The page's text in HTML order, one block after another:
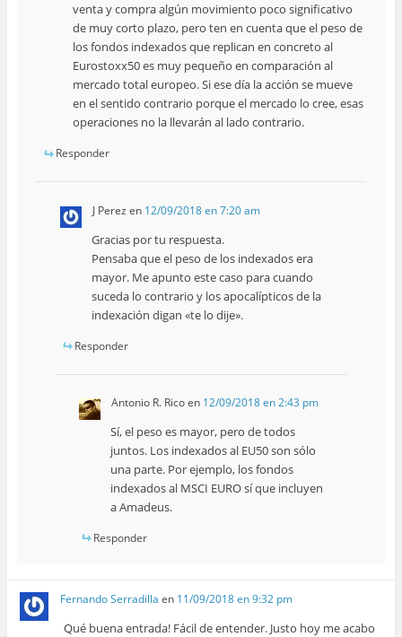
venta y compra algún movimiento poco significativo
de muy corto plazo, pero ten en cuenta que el peso de
los fondos indexados que replican en concreto al
Eurostoxx50 es muy pequeño en comparación al
mercado total europeo. Si ese día la acción se mueve
en el sentido contrario porque el mercado lo cree, esas
operaciones no la llevarán al lado contrario.
Responder
J Perez en 12/09/2018 en 7:20 am
Gracias por tu respuesta.
Pensaba que el peso de los indexados era
mayor. Me apunto este caso para cuando
suceda lo contrario y los apocalípticos de la
indexación digan «te lo dije».
Responder
Antonio R. Ricoen 12/09/2018 en 2:43 pm
Sí, el peso es mayor, pero de todos
juntos. Los indexados al EU50 son sólo
una parte. Por ejemplo, los fondos
indexados al MSCI EURO sí que incluyen
a Amadeus.
Responder
Fernando Serradilla en 11/09/2018 en 9:32 pm
Qué buena entrada! Fácil de entender. Justo hoy me acabo